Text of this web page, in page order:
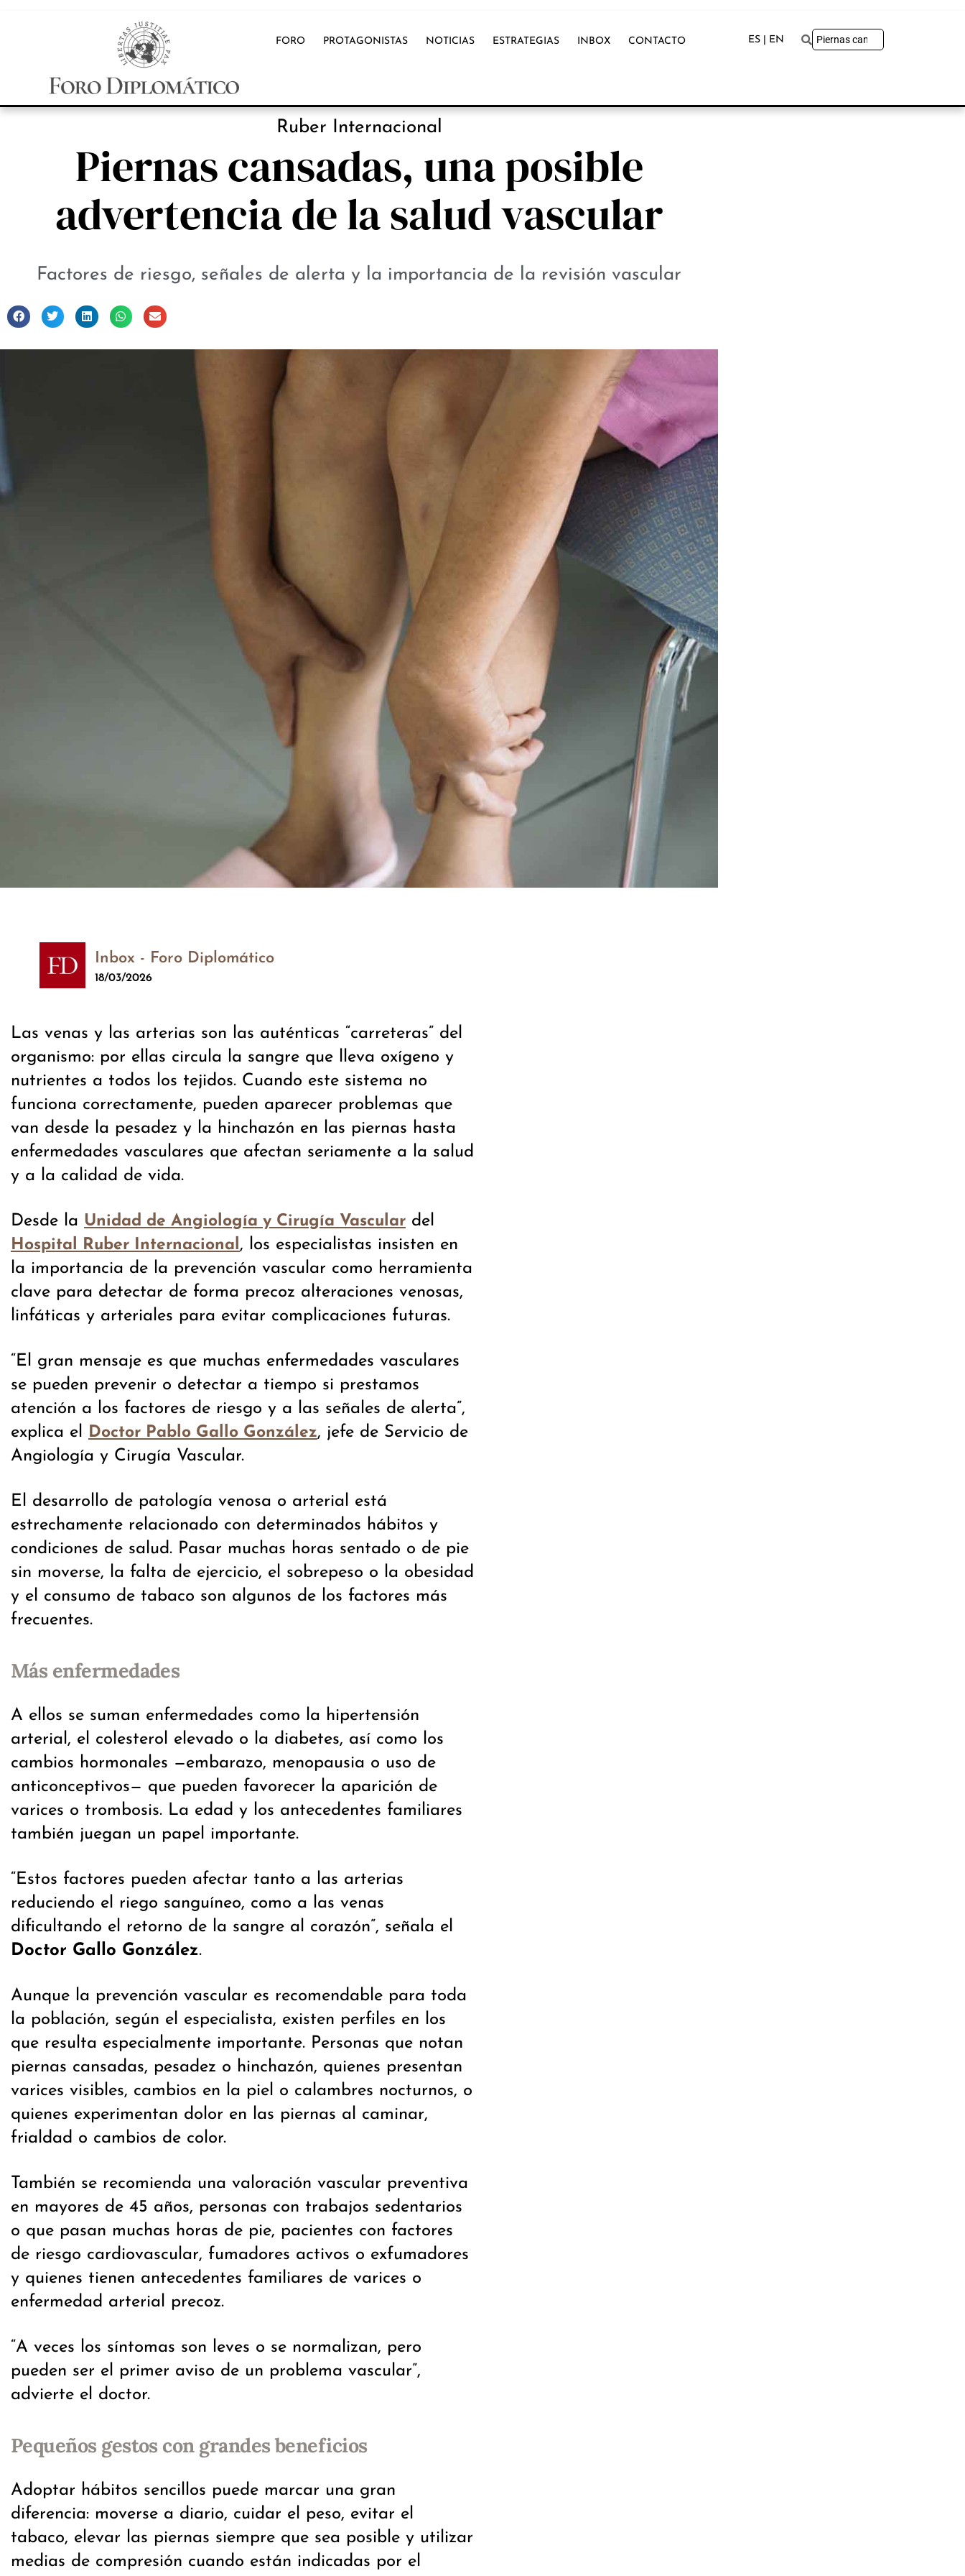
FORO PROTAGONISTAS NOTICIAS ESTRATEGIAS INBOX CONTACTO ES | EN
Ruber Internacional
Piernas cansadas, una posible
advertencia de la salud vascular
Factores de riesgo, señales de alerta y la importancia de la revisión vascular
Inbox - Foro Diplomático
18/03/2026
Las venas y las arterias son las auténticas “carreteras” del
organismo: por ellas circula la sangre que lleva oxígeno y
nutrientes a todos los tejidos. Cuando este sistema no
funciona correctamente, pueden aparecer problemas que
van desde la pesadez y la hinchazón en las piernas hasta
enfermedades vasculares que afectan seriamente a la salud
y a la calidad de vida.
Desde la Unidad de Angiología y Cirugía Vascular del
Hospital Ruber Internacional, los especialistas insisten en
la importancia de la prevención vascular como herramienta
clave para detectar de forma precoz alteraciones venosas,
linfáticas y arteriales para evitar complicaciones futuras.
“El gran mensaje es que muchas enfermedades vasculares
se pueden prevenir o detectar a tiempo si prestamos
atención a los factores de riesgo y a las señales de alerta”,
explica el
Doctor Pablo Gallo González, jefe de Servicio de
Angiología y Cirugía Vascular.
El desarrollo de patología venosa o arterial está
estrechamente relacionado con determinados hábitos y
condiciones de salud. Pasar muchas horas sentado o de pie
sin moverse, la falta de ejercicio, el sobrepeso o la obesidad
y el consumo de tabaco son algunos de los factores más
frecuentes.
Más enfermedades
A ellos se suman enfermedades como la hipertensión
arterial, el colesterol elevado o la diabetes, así como los
cambios hormonales —embarazo, menopausia o uso de
anticonceptivos— que pueden favorecer la aparición de
varices o trombosis. La edad y los antecedentes familiares
también juegan un papel importante.
“Estos factores pueden afectar tanto a las arterias
reduciendo el riego sanguíneo, como a las venas
dificultando el retorno de la sangre al corazón”, señala el
Doctor Gallo González.
Aunque la prevención vascular es recomendable para toda
la población, según el especialista, existen perfiles en los
que resulta especialmente importante. Personas que notan
piernas cansadas, pesadez o hinchazón, quienes presentan
varices visibles, cambios en la piel o calambres nocturnos, o
quienes experimentan dolor en las piernas al caminar,
frialdad o cambios de color.
También se recomienda una valoración vascular preventiva
en mayores de 45 años, personas con trabajos sedentarios
o que pasan muchas horas de pie, pacientes con factores
de riesgo cardiovascular, fumadores activos o exfumadores
y quienes tienen antecedentes familiares de varices o
enfermedad arterial precoz.
“A veces los síntomas son leves o se normalizan, pero
pueden ser el primer aviso de un problema vascular”,
advierte el doctor.
Pequeños gestos con grandes beneficios
Adoptar hábitos sencillos puede marcar una gran
diferencia: moverse a diario, cuidar el peso, evitar el
tabaco, elevar las piernas siempre que sea posible y utilizar
medias de compresión cuando están indicadas por el